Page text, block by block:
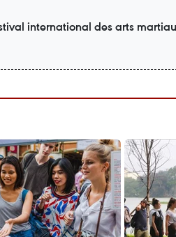
international des arts